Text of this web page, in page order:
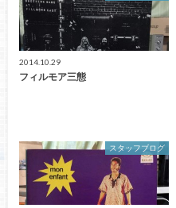
2014.10.29
フィルモア三態
スタッフブログ